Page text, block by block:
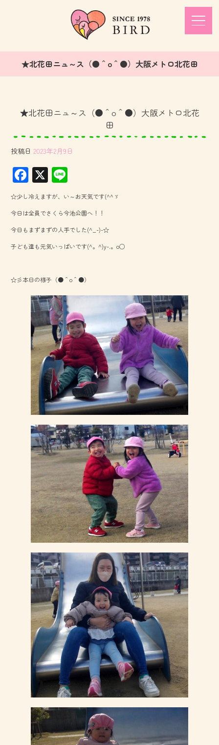
★北花田ニュ～ス（●＾o＾●）大阪メトロ北花田
★北花田ニュ～ス（●＾o＾●）大阪メトロ北花
田
投稿日 2023年2月9日
F
ac
e
b
o
ok
X
ne
☆少し冷えますが、い～お天気です(^^ゞ
今日は全員でさくら今池公園へ！！
今日もまずまずの人手でした(^_-)-☆
子ども達も元気いっぱいです(^。^)y-.。o○
☆彡本日の様子（●＾o＾●）